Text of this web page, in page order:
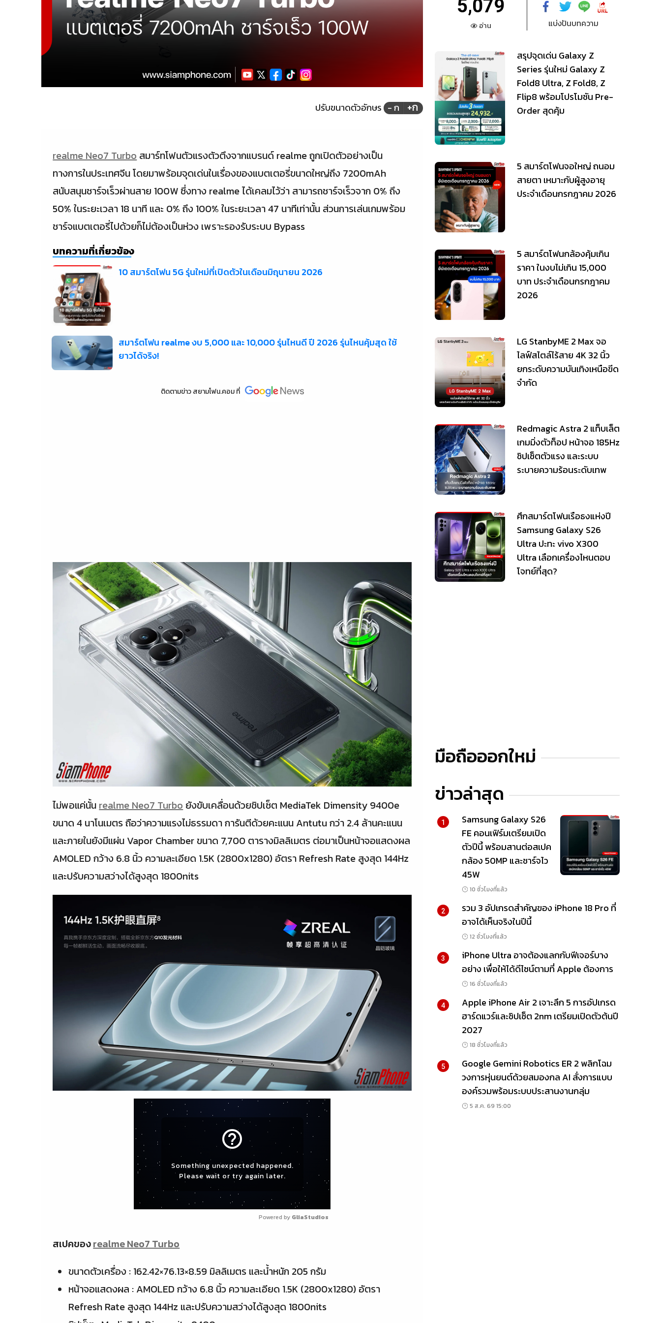
ปรับขนาดตัวอักษร - ก +ก
realme Neo7 Turbo สมาร์ทโฟนตัวแรงตัวตึงจากแบรนด์ realme ถูกเปิดตัวอย่างเป็น
ทางการในประเทศจีน โดยมาพร้อมจุดเด่นในเรื่องของแบตเตอรี่ขนาดใหญ่ถึง 7200mAh
สนับสนุนชาร์จเร็วผ่านสาย 100W ซึ่งทาง realme ได้เคลมไว้ว่า สามารถชาร์จเร็วจาก 0% ถึง
50% ในระยะเวลา 18 นาที และ 0% ถึง 100% ในระยะเวลา 47 นาทีเท่านั้น ส่วนการเล่นเกมพร้อม
ชาร์จแบตเตอรี่ไปด้วยก็ไม่ต้องเป็นห่วง เพราะรองรับระบบ Bypass
บทความที่เกี่ยวข้อง
10 สมาร์ตโฟน 5G รุ่นใหม่ที่เปิดตัวในเดือนมิถุนายน 2026
สมาร์ตโฟน realme งบ 5,000 และ 10,000 รุ่นไหนดี ปี 2026 รุ่นไหนคุ้มสุด ใช้
ยาวได้จริง!
ติดตามข่าวสยามโฟน.คอมที่
ไม่พอแค่นั้น realme Neo7 Turbo ยังขับเคลื่อนด้วยชิปเซ็ต MediaTek Dimensity 9400e
ขนาด 4 นาโนเมตร ถือว่าความแรงไม่ธรรมดา การันตีด้วยคะแนน Antutu กว่า 2.4 ล้านคะแนน
และภายในยังมีแผ่น Vapor Chamber ขนาด 7,700 ตารางมิลลิเมตร ต่อมาเป็นหน้าจอแสดงผล
AMOLED กว้าง 6.8 นิ้ว ความละเอียด 1.5K (2800x1280) อัตรา Refresh Rate สูงสุด 144Hz
และปรับความสว่างได้สูงสุด 1800nits
help_outline
Something unexpected happened.
Please wait or try again later.
Powered by GliaStudios
สเปคของrealme Neo7 Turbo
ขนาดตัวเครื่อง : 162.42×76.13×8.59 มิลลิเมตร และน้ำหนัก 205 กรัม
หน้าจอแสดงผล : AMOLED กว้าง 6.8 นิ้ว ความละเอียด 1.5K (2800x1280) อัตรา
Refresh Rate สูงสุด 144Hz และปรับความสว่างได้สูงสุด 1800nits
5,079
อ่าน แบ่งปันบทความ
สรุปจุดเด่น Galaxy Z
Series รุ่นใหม่ Galaxy Z
Fold8 Ultra, Z Fold8, Z
Flip8 พร้อมโปรโมชัน Pre-
Order สุดคุ้ม
5 สมาร์ตโฟนจอใหญ่ ถนอม
สายตา เหมาะกับผู้สูงอายุ
ประจำเดือนกรกฎาคม 2026
5 สมาร์ตโฟนกล้องคุ้มเกิน
ราคา ในงบไม่เกิน 15,000
บาท ประจำเดือนกรกฎาคม
2026
LG StanbyME 2 Max จอ
ไลฟ์สไตล์ไร้สาย 4K 32 นิ้ว
ยกระดับความบันเทิงเหนือขีด
จำกัด
Redmagic Astra 2 แท็บเล็ต
เกมมิ่งตัวท็อป หน้าจอ 185Hz
ชิปเซ็ตตัวแรง และระบบ
ระบายความร้อนระดับเทพ
ศึกสมาร์ตโฟนเรือธงแห่งปี
Samsung Galaxy S26
Ultra ปะทะ vivo X300
Ultra เลือกเครื่องไหนตอบ
โจทย์ที่สุด?
มือถือออกใหม่
ข่าวล่าสุด
1
Samsung Galaxy S26
FE คอนเฟิร์มเตรียมเปิด
ตัวปีนี้ พร้อมสานต่อสเปค
กล้อง 50MP และชาร์จไว
45W
10 ชั่วโมงที่แล้ว
2
รวม 3 อัปเกรดสำคัญของ iPhone 18 Pro ที่
อาจได้เห็นจริงในปีนี้
12 ชั่วโมงที่แล้ว
3
iPhone Ultra อาจต้องแลกกับฟีเจอร์บาง
อย่าง เพื่อให้ได้ดีไซน์ตามที่ Apple ต้องการ
16 ชั่วโมงที่แล้ว
4
Apple iPhone Air 2 เจาะลึก 5 การอัปเกรด
ฮาร์ดแวร์และชิปเซ็ต 2nm เตรียมเปิดตัวต้นปี
2027
18 ชั่วโมงที่แล้ว
5
Google Gemini Robotics ER 2 พลิกโฉม
วงการหุ่นยนต์ด้วยสมองกล AI สั่งการแบบ
องค์รวมพร้อมระบบประสานงานกลุ่ม
5 ส.ค. 69 15:00